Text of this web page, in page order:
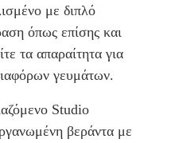
με διπλό
όπως επίσης και
τα απαραίτητα για
γευμάτων.
Studio
βεράντα με